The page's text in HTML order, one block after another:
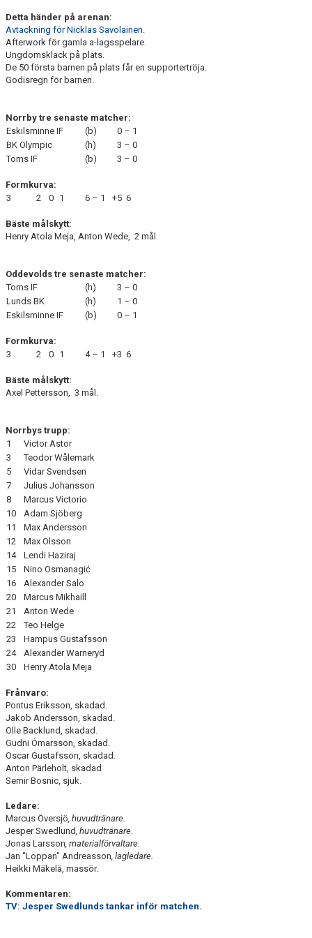
Detta händer på arenan:
Avtackning för Nicklas Savolainen.
Afterwork för gamla a-lagsspelare.
Ungdomsklack på plats.
De 50 första barnen på plats får en supportertröja.
Godisregn för barnen.
Norrby tre senaste matcher:
Eskilsminne IF
(b)
0 – 1
BK Olympic
(h)
3 – 0
Torns IF
(b) 3 – 0
Formkurva:
3
2 0 1 6 – 1 +5 6
Bäste målskytt:
Henry Atola Meja, Anton Wede, 2 mål.
Oddevolds tre senaste matcher:
Torns IF
(h)
3 – 0
Lunds BK
(h)
1 – 0
Eskilsminne IF
(b) 0 – 1
Formkurva:
3
2 0 1 4 – 1 +3 6
Bäste målskytt:
Axel Pettersson, 3 mål.
Norrbys trupp:
1
Victor Astor
3
Teodor Wålemark
5
Vidar Svendsen
7
Julius Johansson
8
Marcus Victorio
10
Adam Sjöberg
11
Max Andersson
12
Max Olsson
14
Lendi Haziraj
15
Nino Osmanagić
16
Alexander Salo
20
Marcus Mikhaill
21
Anton Wede
22
Teo Helge
23
Hampus Gustafsson
24
Alexander Warneryd
30
Henry Atola Meja
Frånvaro:
Pontus Eriksson, skadad.
Jakob Andersson, skadad.
Olle Backlund, skadad.
Gudni Ómarsson, skadad.
Oscar Gustafsson, skadad.
Anton Pärleholt, skadad
Semir Bosnic, sjuk.
Ledare:
Marcus Översjö, huvudtränare.
Jesper Swedlund, huvudtränare.
Jonas Larsson, materialförvaltare.
Jan "Loppan" Andreasson, lagledare.
Heikki Mäkelä, massör.
Kommentaren:
TV: Jesper Swedlunds tankar inför matchen.